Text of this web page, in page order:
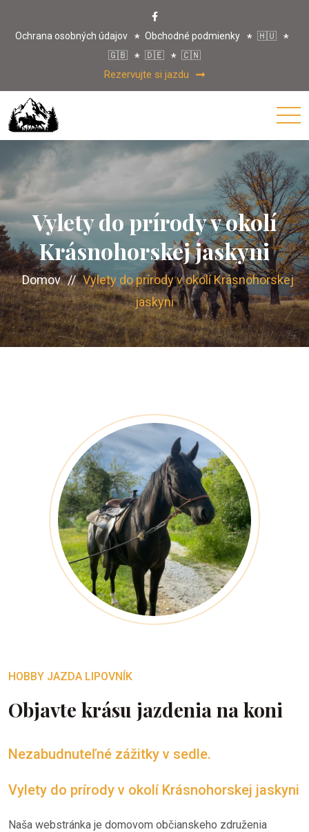
Ochrana osobných údajov Obchodné podmienky
🇭🇺
🇬🇧
🇩🇪 🇨🇳
Rezervujte si jazdu
Vylety do prírody v okolí
Krásnohorskej jaskyni
Domov // Vylety do prírody v okolí Krásnohorskej
jaskyni
HOBBY JAZDA LIPOVNÍK
Objavte krásu jazdenia na koni
Nezabudnuteľné zážitky v sedle.
Vylety do prírody v okolí Krásnohorskej jaskyni
Naša webstránka je domovom občianskeho združenia